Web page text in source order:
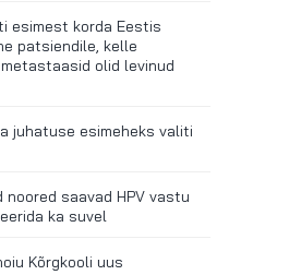
esimest korda Eestis
patsiendile, kelle
olid levinud
juhatuse esimeheks valiti
noored saavad HPV vastu
ka suvel
Kõrgkooli uus